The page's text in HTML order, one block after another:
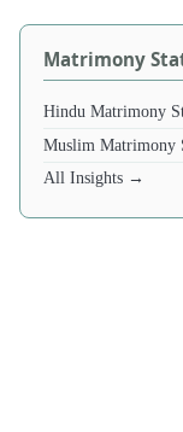
Matrimony
Hindu Matrimony
Muslim Matrimony
All Insights →